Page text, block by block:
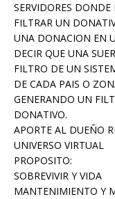
SERVIDORES
FILTRAR UN
UNA DONACION EN
DECIR QUE UNA
FILTRO DE UN
DE CADA PAIS O
GENERANDO UN
DONATIVO.
APORTE AL DUEÑO
UNIVERSO VIRTUAL
PROPOSITO:
SOBREVIVIR Y VIDA
MANTENIMIENTO Y